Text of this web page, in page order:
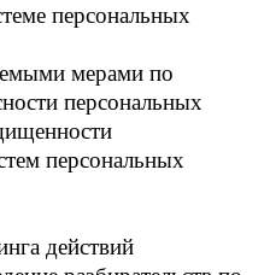
персональных
мерами по
персональных
персональных
действий